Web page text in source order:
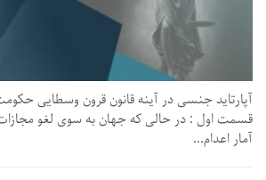
آپارتاید جنسی در آینه قانون قرون وسطایی
قسمت اول : در حالی که جهان به سوی لغو مجازات
آمار اعدام...